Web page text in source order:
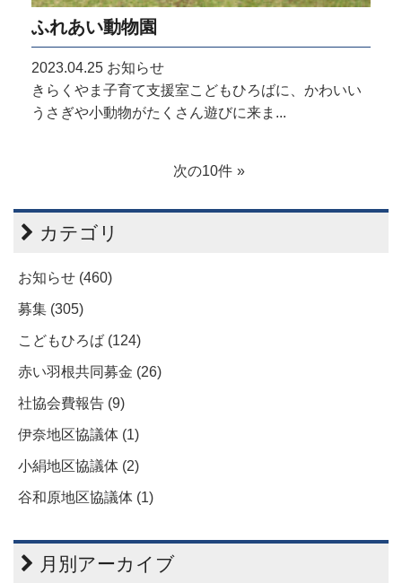
ふれあい動物園
2023.04.25 お知らせ
きらくやま子育て支援室こどもひろばに、かわいい
うさぎや小動物がたくさん遊びに来ま...
次の10件
カテゴリ
お知らせ (460)
募集 (305)
こどもひろば (124)
赤い羽根共同募金 (26)
社協会費報告 (9)
伊奈地区協議体 (1)
小絹地区協議体 (2)
谷和原地区協議体 (1)
月別アーカイブ